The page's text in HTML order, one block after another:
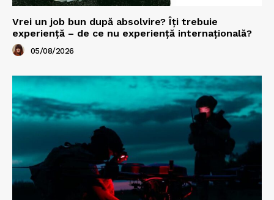
Vrei un job bun după absolvire? Îți trebuie
experiență – de ce nu experiență internațională?
05/08/2026